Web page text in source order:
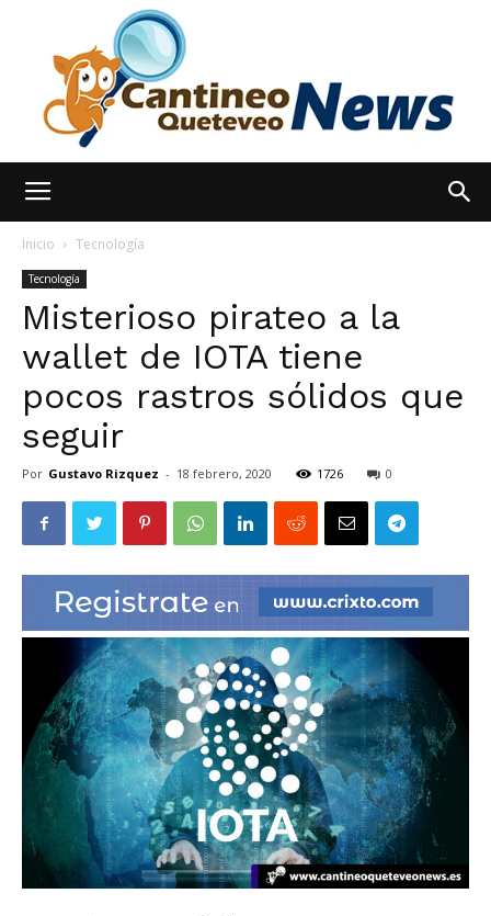
Noticias
hoy
|
Ultima
Hora
|
Inicio Tecnología
Tecnología
Misterioso pirateo a la
wallet de IOTA tiene
pocos rastros sólidos que
seguir
Por Gustavo Rizquez - 18 febrero, 2020 1726 0